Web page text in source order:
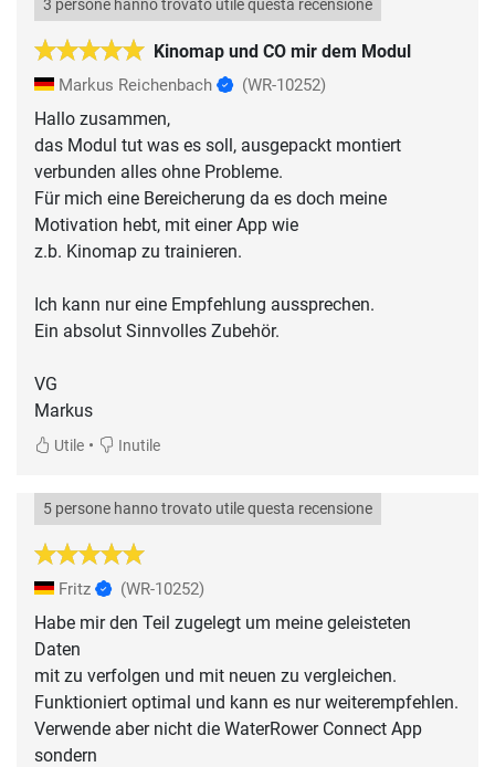
Kinomap und CO mir dem Modul
3 persone hanno trovato utile questa recensione
Markus Reichenbach (WR-10252)
Hallo zusammen,
das Modul tut was es soll, ausgepackt montiert
verbunden alles ohne Probleme.
Für mich eine Bereicherung da es doch meine
Motivation hebt, mit einer App wie
z.b. Kinomap zu trainieren.
Ich kann nur eine Empfehlung aussprechen.
Ein absolut Sinnvolles Zubehör.
VG
Utile • Inutile
5 persone hanno trovato utile questa recensione
Fritz (WR-10252)
Habe mir den Teil zugelegt um meine geleisteten
Daten
mit zu verfolgen und mit neuen zu vergleichen.
Funktioniert optimal und kann es nur weiterempfehlen.
Verwende aber nicht die WaterRower Connect App
sondern